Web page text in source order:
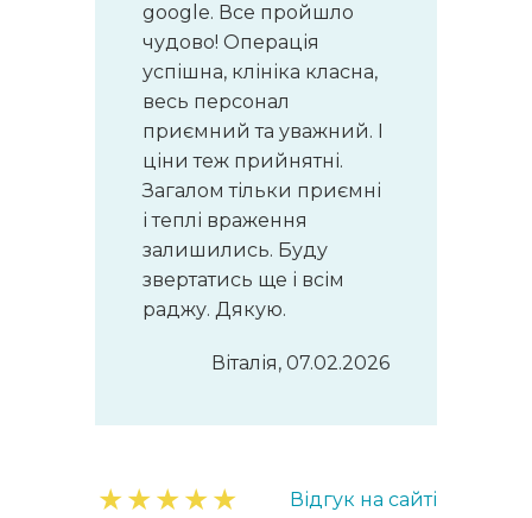
google. Все пройшло
чудово! Операція
успішна, клініка класна,
весь персонал
приємний та уважний. І
ціни теж прийнятні.
Загалом тільки приємні
і теплі враження
залишились. Буду
звертатись ще і всім
раджу. Дякую.
Віталія, 07.02.2026
★★★★★ Відгук на сайті